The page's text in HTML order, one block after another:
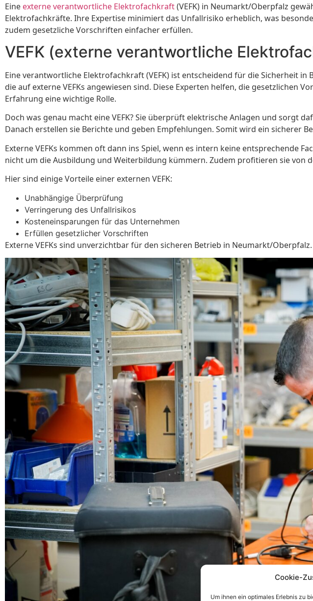
Cookie-
Um ihnen ein optimales Erlebnis zu
Eine externe verantwortliche Elektrofachkraft(VEFK) in Neumarkt/Oberpfalz
Elektrofachkräfte. Ihre Expertise minimiert das Unfallrisiko erheblich, was
zudem gesetzliche Vorschriften einfacher erfüllen.
VEFK (externe verantwortliche
Eine verantwortliche Elektrofachkraft (VEFK) ist entscheidend für die Sicherheit
die auf externe VEFKs angewiesen sind. Diese Experten helfen, die gesetzlichen
Erfahrung eine wichtige Rolle.
Doch was genau macht eine VEFK? Sie überprüft elektrische Anlagen und sorgt
Danach erstellen sie Berichte und geben Empfehlungen. Somit wird ein sicherer
Externe VEFKs kommen oft dann ins Spiel, wenn es intern keine entsprechende
nicht um die Ausbildung und Weiterbildung kümmern. Zudem profitieren sie von
Hier sind einige Vorteile einer externen VEFK:
Unabhängige Überprüfung
Verringerung des Unfallrisikos
Kosteneinsparungen für das Unternehmen
Erfüllen gesetzlicher Vorschriften
Externe VEFKs sind unverzichtbar für den sicheren Betrieb in Neumarkt/